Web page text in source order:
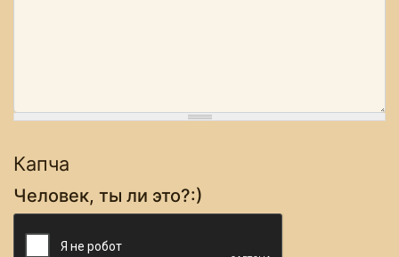
Капча
Человек, ты ли это?:)